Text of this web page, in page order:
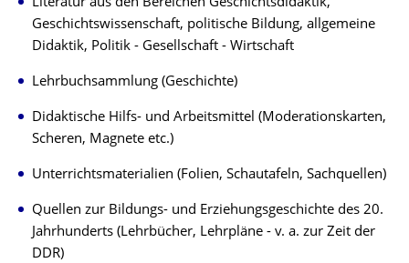
Literatur aus den Bereichen Geschichtsdidaktik,
Geschichtswissenschaft, politische Bildung, allgemeine
Didaktik, Politik - Gesellschaft - Wirtschaft
Lehrbuchsammlung (Geschichte)
Didaktische Hilfs- und Arbeitsmittel (Moderationskarten,
Scheren, Magnete etc.)
Unterrichtsmaterialien (Folien, Schautafeln, Sachquellen)
Quellen zur Bildungs- und Erziehungsgeschichte des 20.
Jahrhunderts (Lehrbücher, Lehrpläne - v. a. zur Zeit der
DDR)